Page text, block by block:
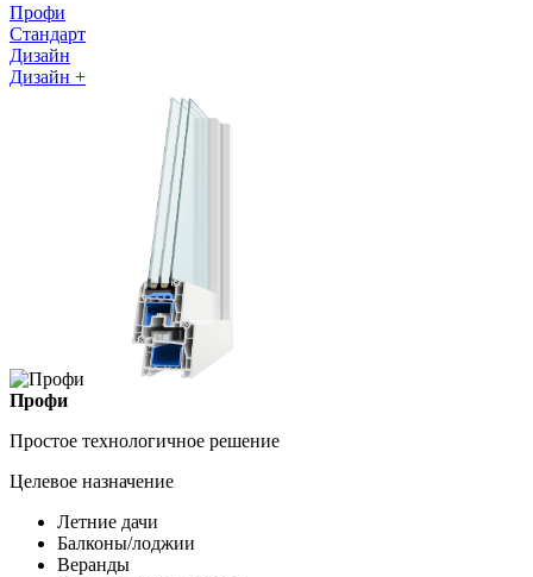
Профи
Стандарт
Дизайн
Дизайн +
Профи
Простое технологичное решение
Целевое назначение
Летние дачи
Балконы/лоджии
Веранды